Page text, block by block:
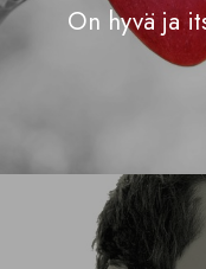
On hyvä ja